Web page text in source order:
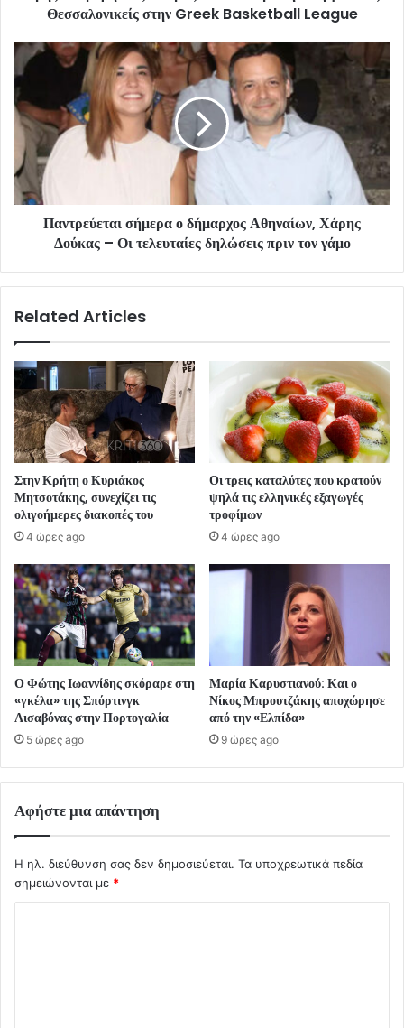
Θεσσαλονικείς στην Greek Basketball League
Παντρεύεται σήμερα ο δήμαρχος Αθηναίων, Χάρης
Δούκας – Οι τελευταίες δηλώσεις πριν τον γάμο
Related Articles
Στην Κρήτη ο Κυριάκος
Μητσοτάκης, συνεχίζει τις
ολιγοήμερες διακοπές του
4 ώρες ago
Οι τρεις καταλύτες που κρατούν
ψηλά τις ελληνικές εξαγωγές
τροφίμων
4 ώρες ago
Ο Φώτης Ιωαννίδης σκόραρε στη
«γκέλα» της Σπόρτινγκ
Λισαβόνας στην Πορτογαλία
5 ώρες ago
Μαρία Καρυστιανού: Και ο
Νίκος Μπρουτζάκης αποχώρησε
από την «Ελπίδα»
9 ώρες ago
Αφήστε μια απάντηση
Η ηλ. διεύθυνση σας δεν δημοσιεύεται. Τα υποχρεωτικά πεδία
σημειώνονται με *